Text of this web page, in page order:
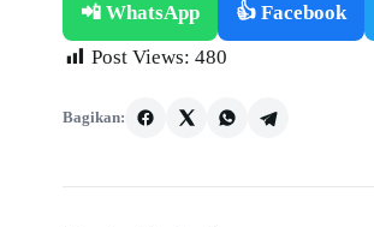
📲 WhatsApp 👍 Facebook
Post Views: 480
Bagikan: